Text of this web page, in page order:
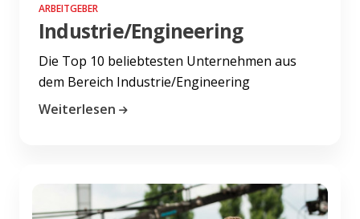
ARBEITGEBER
Industrie/Engineering
Die Top 10 beliebtesten Unternehmen aus
dem Bereich Industrie/Engineering
Weiterlesen